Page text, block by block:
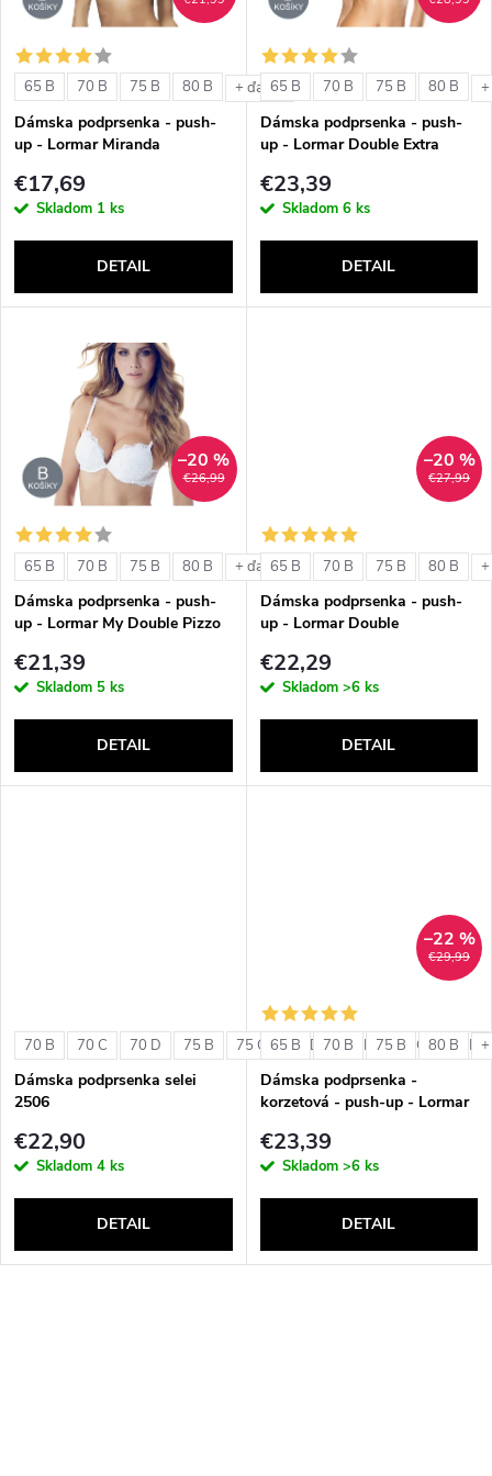
i
e
p
r
d
t
o
v
i
s
p
r
o
d
t
o
v
65 B 70 B 75 B 80 B + ďalšie
Dámska podprsenka - push-
up - Lormar Miranda
€17,69
Skladom 1 ks
DETAIL
65 B 70 B 75 B 80 B
Dámska podprsenka - push-
up - Lormar Double Extra
€23,39
Skladom 6 ks
DETAIL
€26,99
–20 %
65 B 70 B 75 B 80 B + ďalšie
Dámska podprsenka - push-
up - Lormar My Double Pizzo
€21,39
Skladom 5 ks
DETAIL
€27,99
–20 %
65 B 70 B 75 B 80 B
Dámska podprsenka - push-
up - Lormar Double
€22,29
Skladom >6 ks
DETAIL
70 B 70 C 70 D 75 B 75 C 75 D 80 B 80 C 80 D
Dámska podprsenka selei
2506
€22,90
Skladom 4 ks
DETAIL
€29,99
–22 %
65 B 70 B 75 B 80 B
Dámska podprsenka -
korzetová - push-up - Lormar
€23,39
Skladom >6 ks
DETAIL